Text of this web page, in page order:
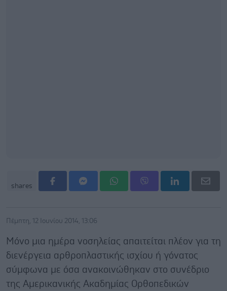
shares
Πέμπτη, 12 Ιουνίου 2014, 13:06
Μόνο μια ημέρα νοσηλείας απαιτείται πλέον για τη
διενέργεια αρθροπλαστικής ισχίου ή γόνατος
σύμφωνα με όσα ανακοινώθηκαν στο συνέδριο
της Αμερικανικής Ακαδημίας Ορθοπεδικών